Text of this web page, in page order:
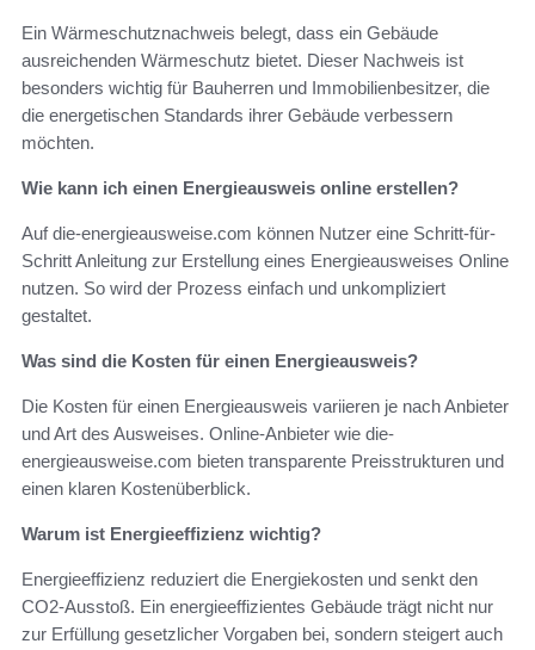
Ein Wärmeschutznachweis belegt, dass ein Gebäude
ausreichenden Wärmeschutz bietet. Dieser Nachweis ist
besonders wichtig für Bauherren und Immobilienbesitzer, die
die energetischen Standards ihrer Gebäude verbessern
möchten.
Wie kann ich einen Energieausweis online erstellen?
Auf die-energieausweise.com können Nutzer eine Schritt-für-
Schritt Anleitung zur Erstellung eines Energieausweises Online
nutzen. So wird der Prozess einfach und unkompliziert
gestaltet.
Was sind die Kosten für einen Energieausweis?
Die Kosten für einen Energieausweis variieren je nach Anbieter
und Art des Ausweises. Online-Anbieter wie die-
energieausweise.com bieten transparente Preisstrukturen und
einen klaren Kostenüberblick.
Warum ist Energieeffizienz wichtig?
Energieeffizienz reduziert die Energiekosten und senkt den
CO2-Ausstoß. Ein energieeffizientes Gebäude trägt nicht nur
zur Erfüllung gesetzlicher Vorgaben bei, sondern steigert auch